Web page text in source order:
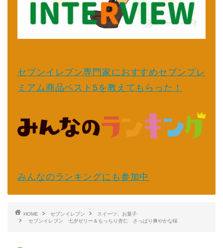
セブンイレブン専門家におすすめセブンプレ
ミアム商品ベスト5を教えてもらった！
みんなのランキングにも参加中
HOME セブンイレブン
スイーツ、お菓子
セブンイレブン 七夕ゼリー＆もっちり杏仁 さっぱり爽やかな味